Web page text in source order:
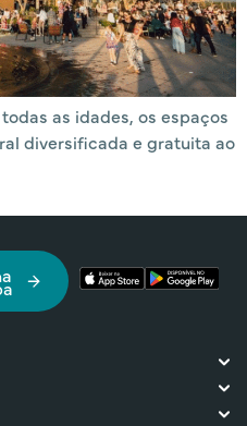
as idades, os espaços
diversificada e gratuita ao